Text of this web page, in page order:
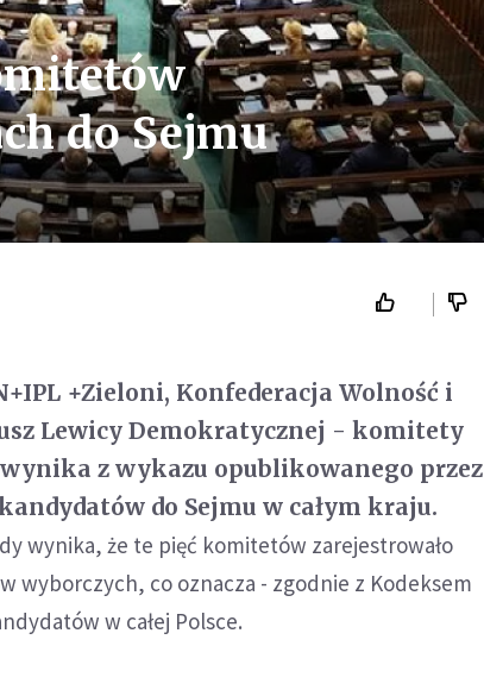
do Sejmu
+Zieloni, Konfederacja Wolność i
Lewicy Demokratycznej - komitety
z wykazu opublikowanego przez
do Sejmu w całym kraju.
wynika, że te pięć komitetów zarejestrowało
wyborczych, co oznacza - zgodnie z Kodeksem
w całej Polsce.